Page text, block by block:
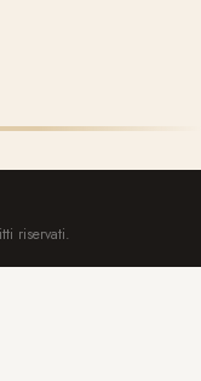
riservati.